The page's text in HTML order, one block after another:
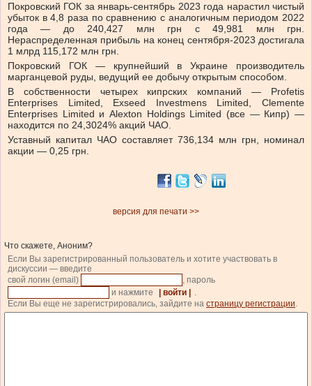
Покровский ГОК за январь-сентябрь 2023 года нарастил чистый
убыток в 4,8 раза по сравнению с аналогичным периодом 2022
года — до 240,427 млн ​​грн с 49,981 млн грн.
Нераспределенная прибыль на конец сентября-2023 достигала
1 млрд 115,172 млн грн.
Покровский ГОК — крупнейший в Украине производитель
марганцевой руды, ведущий ее добычу открытым способом.
В собственности четырех кипрских компаний — Profetis
Enterprises Limited, Exseed Investmens Limited, Clemente
Enterprises Limited и Alexton Holdings Limited (все — Кипр) —
находится по 24,3024% акций ЧАО.
Уставный капитал ЧАО составляет 736,134 млн грн, номинал
акции — 0,25 грн.
версия для печати >>
Что скажете, Аноним?
Если Вы зарегистрированный пользователь и хотите участвовать в
дискуссии — введите
свой логин (email)
, пароль
и нажмите
| войти |
.
Если Вы еще не зарегистрировались, зайдите на страницу регистрации.